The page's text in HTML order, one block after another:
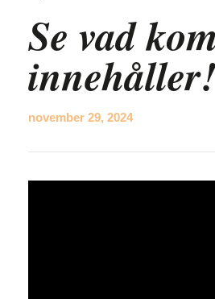
Se vad
innehåller!
november 29, 2024